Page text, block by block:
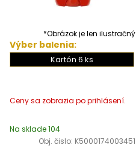
*Obrázok je len ilustračný
Výber balenia:
Kartón 6 ks
Na sklade 104
Obj. čislo: K5000174003451